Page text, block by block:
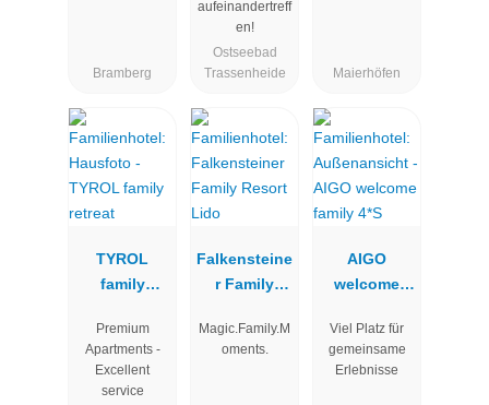
Bramberg
aufeinandertreff
en!
Ostseebad
Trassenheide
Maierhöfen
TYROL
family
Premium
Apartments -
Excellent
service
Falkensteine
r Family
Magic.Family.M
oments.
AIGO
welcome
Viel Platz für
gemeinsame
Erlebnisse